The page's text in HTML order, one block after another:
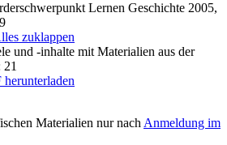
Lernen Geschichte 2005,
zuklappen
und -inhalte mit Materialien aus der
Materialien nur nach Anmeldung im